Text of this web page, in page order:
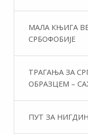
МАЛА КЊИГА
СРБОФОБИЈЕ
ТРАГАЊА ЗА
ОБРАЗЦЕМ –
ПУТ ЗА